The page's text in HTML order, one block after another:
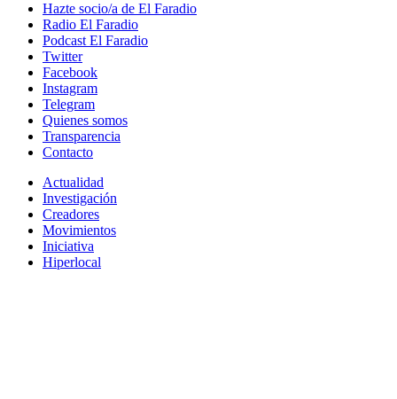
Hazte socio/a de El Faradio
Radio El Faradio
Podcast El Faradio
Twitter
Facebook
Instagram
Telegram
Quienes somos
Transparencia
Contacto
Actualidad
Investigación
Creadores
Movimientos
Iniciativa
Hiperlocal